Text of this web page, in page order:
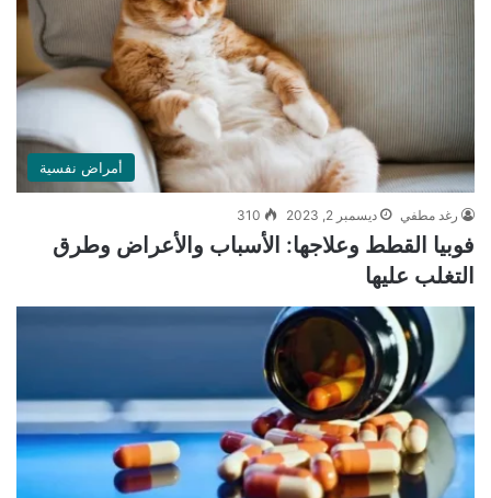
أمراض نفسية
رغد مطفي ديسمبر 2, 2023 310
فوبيا القطط وعلاجها: الأسباب والأعراض وطرق
التغلب عليها